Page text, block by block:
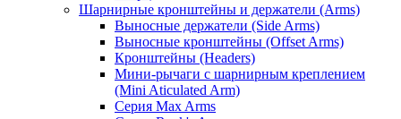
Шарнирные кронштейны и держатели (Arms)
Выносные держатели (Side Arms)
Выносные кронштейны (Offset Arms)
Кронштейны (Headers)
Мини-рычаги с шарнирным креплением
(Mini Aticulated Arm)
Серия Max Arms